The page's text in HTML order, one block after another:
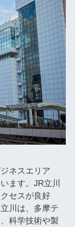
ネスエリア
ます。JR立川
セスが良好
川は、多摩テ
科学技術や製